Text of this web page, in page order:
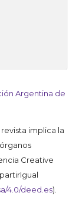
Argentina de
implica la
Creative
4.0/deed.es).